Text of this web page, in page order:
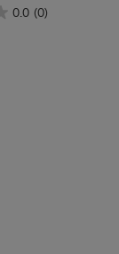
0.0 (0)